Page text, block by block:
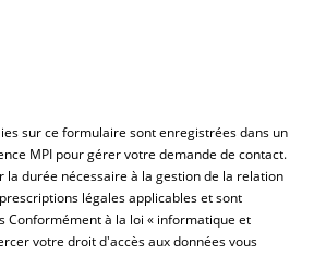
sur ce formulaire sont enregistrées dans un
MPI pour gérer votre demande de contact.
la durée nécessaire à la gestion de la relation
légales applicables et sont
Conformément à la loi « informatique et
votre droit d'accès aux données vous